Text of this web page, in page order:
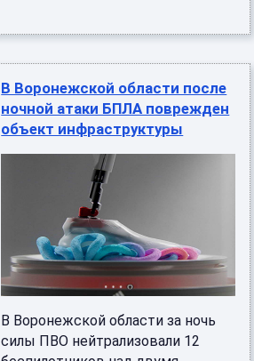
В Воронежской области после
ночной атаки БПЛА поврежден
объект инфраструктуры
В Воронежской области за ночь
силы ПВО нейтрализовали 12